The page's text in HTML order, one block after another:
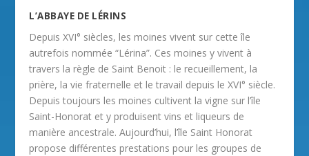
L’ABBAYE DE LÉRINS
Depuis XVI° siècles, les moines vivent sur cette île
autrefois nommée “Lérina”. Ces moines y vivent à
travers la règle de Saint Benoit : le recueillement, la
prière, la vie fraternelle et le travail depuis le XVI° siècle.
Depuis toujours les moines cultivent la vigne sur l’île
Saint-Honorat et y produisent vins et liqueurs de
manière ancestrale. Aujourd’hui, l’île Saint Honorat
propose différentes prestations pour les groupes de